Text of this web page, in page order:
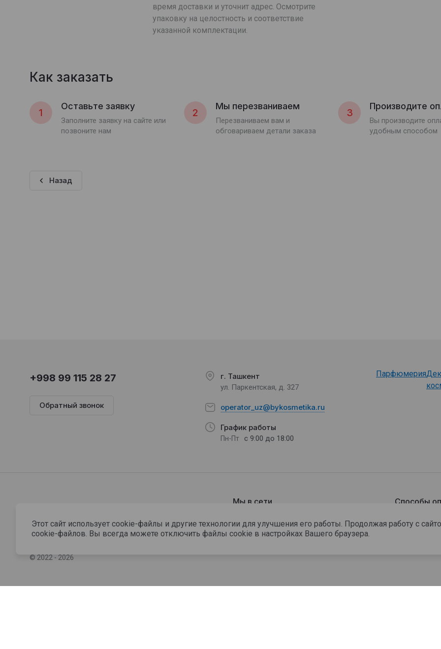
время доставки и уточнит адрес. Осмотрите
упаковку на целостность и соответствие
указанной комплектации.
Как заказать
1
Оставьте заявку
Заполните заявку на сайте или
позвоните нам
2
Мы перезваниваем
Перезваниваем вам и
обговариваем детали заказа
3
Производите
Вы производите
удобным способом
Назад
+998 99 115 28 27
Обратный звонок
г. Ташкент
ул. Паркентская, д. 327
operator_uz@bykosmetika.ru
График работы
Пн-Пт с 9:00 до 18:00
Парфюмерия
Мы в сети Способы
© 2022 - 2026
Этот сайт использует cookie-файлы и другие технологии для улучшения его работы. Продолжая работу с
cookie-файлов. Вы всегда можете отключить файлы cookie в настройках Вашего браузера.